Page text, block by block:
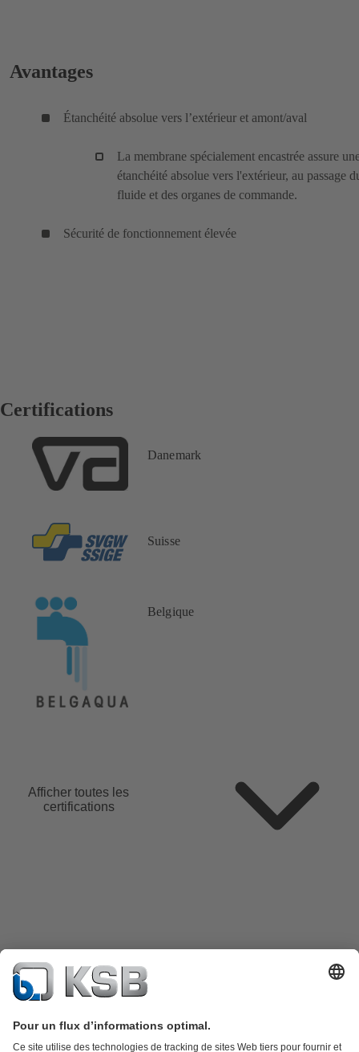
Avantages
Étanchéité absolue vers l’extérieur et amont/aval
La membrane spécialement encastrée assure
étanchéité absolue vers l'extérieur, au passage
fluide et des organes de commande.
Sécurité de fonctionnement élevée
Certifications
Danemark
Suisse
Belgique
Afficher toutes les
certifications